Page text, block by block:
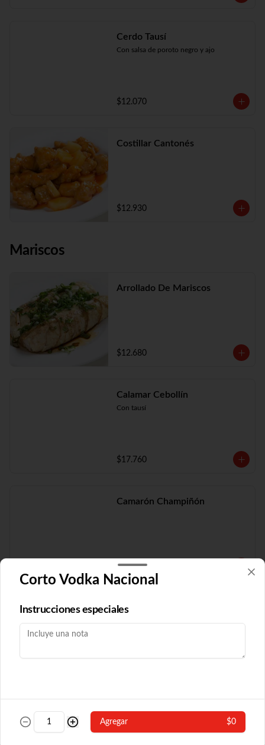
Cerdo Tausí
Con salsa de poroto negro y ajo
$12.070
Costillar Cantonés
$12.930
Mariscos
Arrollado De Mariscos
$12.680
Calamar Cebollín
Con tausí
$17.760
Camarón Champiñón
$19.210
Camarón Fuyón
Con algas y champiñón
Corto Vodka Nacional
Instrucciones especiales
Agregar $0